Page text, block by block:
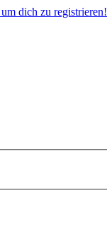
dich zu registrieren!